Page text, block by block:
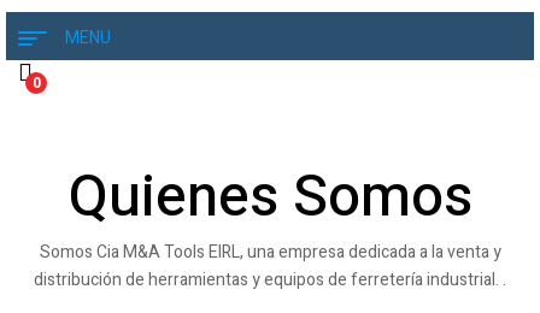
MENU
0
Quienes Somos
Somos Cia M&A Tools EIRL, una empresa dedicada a la venta y
distribución de herramientas y equipos de ferretería industrial. .